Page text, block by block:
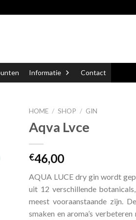
Informatie Contact
HOME / SHOP / GIN
Aqva Lvce
€46,00
AQUA LUCE dry gin wordt
uit 12 verschillende
meest vooraanstaande zijn.
smaken en aroma’s